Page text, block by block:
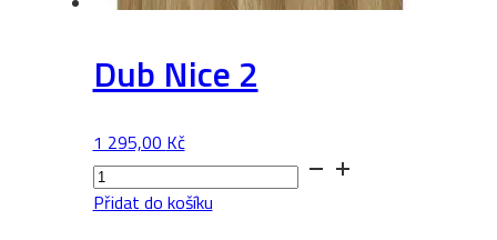
Dub Nice 2
1 295,00 Kč
Dub
Nice
Přidat do košíku